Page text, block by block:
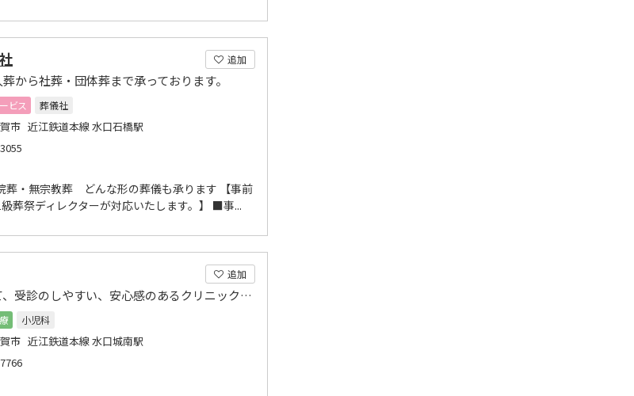
追加
から社葬・団体葬まで承っております。
ビス
葬儀社
市 近江鉄道本線 水口石橋駅
葬・無宗教葬 どんな形の葬儀も承ります 【事前
葬祭ディレクターが対応いたします。】 ■事...
追加
かかりつけ医】として、受診のしやすい、安心感のあるクリニックを目指します。
小児科
市 近江鉄道本線 水口城南駅